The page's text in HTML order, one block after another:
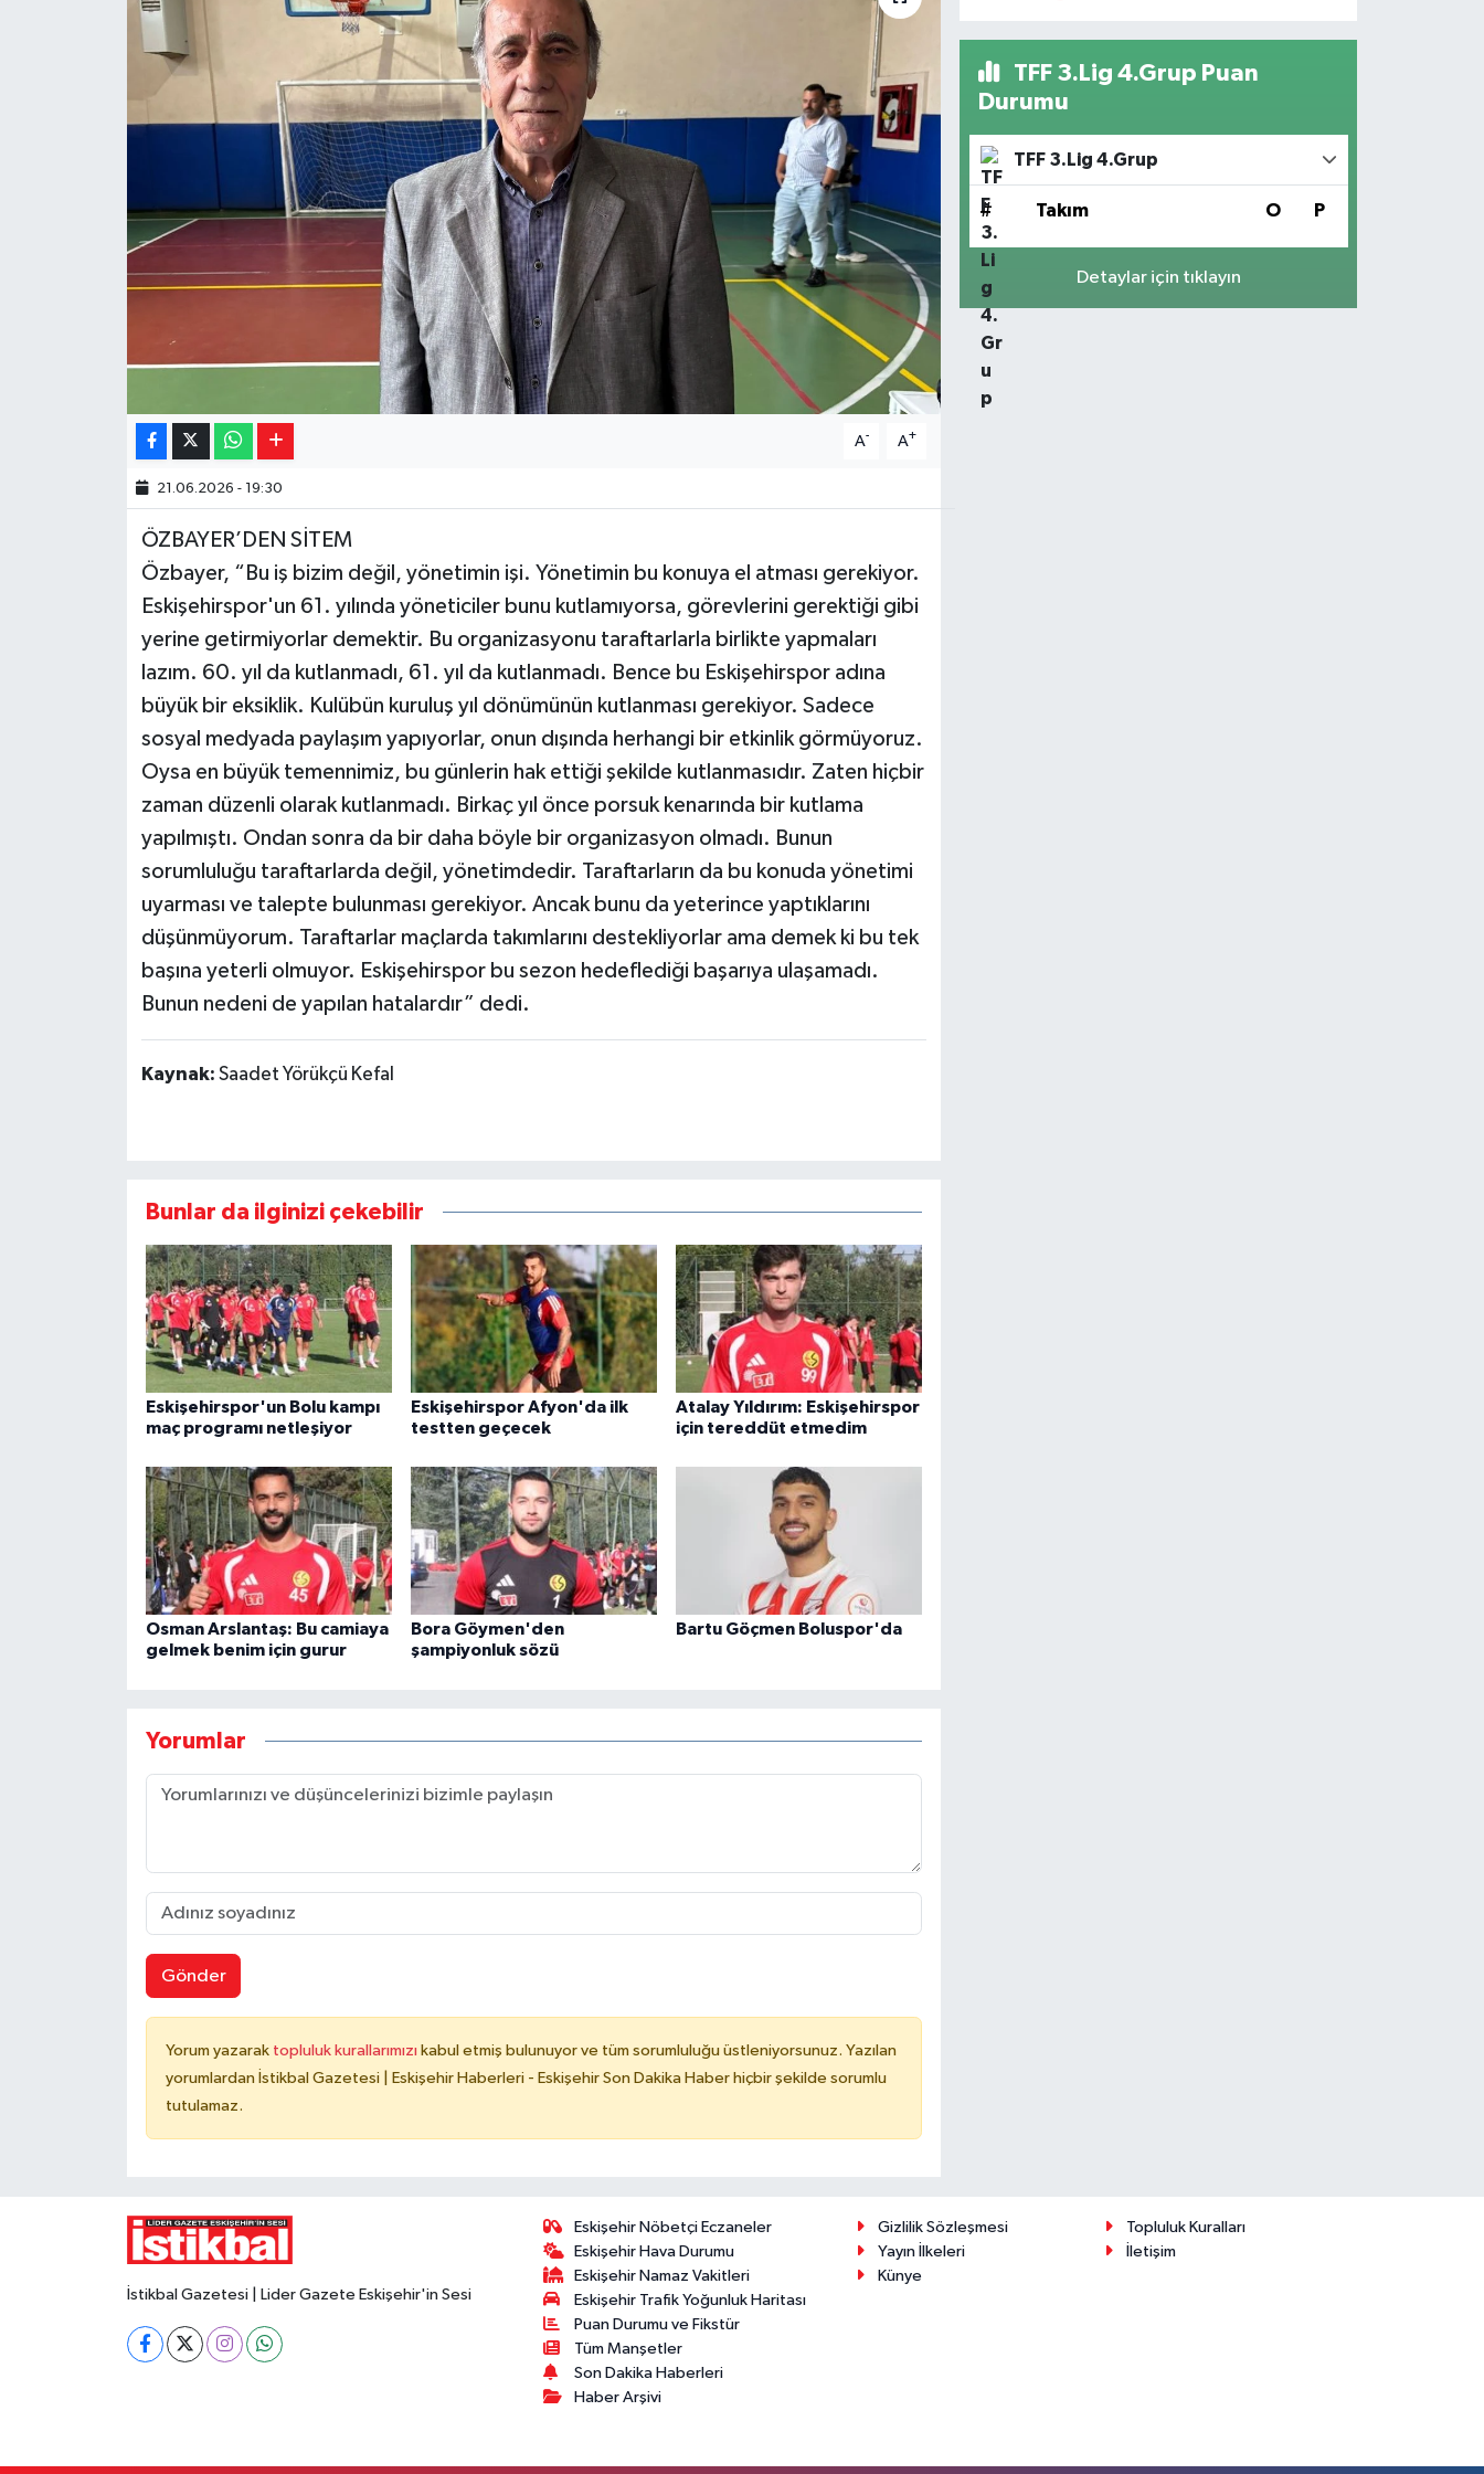
A- A+
21.06.2026 - 19:30
ÖZBAYER’DEN SİTEM
Özbayer, “Bu iş bizim değil, yönetimin işi. Yönetimin bu konuya el atması gerekiyor.
Eskişehirspor'un 61. yılında yöneticiler bunu kutlamıyorsa, görevlerini gerektiği gibi
yerine getirmiyorlar demektir. Bu organizasyonu taraftarlarla birlikte yapmaları
lazım. 60. yıl da kutlanmadı, 61. yıl da kutlanmadı. Bence bu Eskişehirspor adına
büyük bir eksiklik. Kulübün kuruluş yıl dönümünün kutlanması gerekiyor. Sadece
sosyal medyada paylaşım yapıyorlar, onun dışında herhangi bir etkinlik görmüyoruz.
Oysa en büyük temennimiz, bu günlerin hak ettiği şekilde kutlanmasıdır. Zaten hiçbir
zaman düzenli olarak kutlanmadı. Birkaç yıl önce porsuk kenarında bir kutlama
yapılmıştı. Ondan sonra da bir daha böyle bir organizasyon olmadı. Bunun
sorumluluğu taraftarlarda değil, yönetimdedir. Taraftarların da bu konuda yönetimi
uyarması ve talepte bulunması gerekiyor. Ancak bunu da yeterince yaptıklarını
düşünmüyorum. Taraftarlar maçlarda takımlarını destekliyorlar ama demek ki bu tek
başına yeterli olmuyor. Eskişehirspor bu sezon hedeflediği başarıya ulaşamadı.
Bunun nedeni de yapılan hatalardır” dedi.
Kaynak: Saadet Yörükçü Kefal
Bunlar da ilginizi çekebilir
Eskişehirspor'un Bolu kampı
maç programı netleşiyor
Eskişehirspor Afyon'da ilk
testten geçecek
Atalay Yıldırım: Eskişehirspor
için tereddüt etmedim
Osman Arslantaş: Bu camiaya
gelmek benim için gurur
Bora Göymen'den
şampiyonluk sözü
Bartu Göçmen Boluspor'da
Yorumlar
Gönder
Yorum yazarak topluluk kurallarımızı kabul etmiş bulunuyor ve tüm sorumluluğu üstleniyorsunuz. Yazılan
yorumlardan İstikbal Gazetesi | Eskişehir Haberleri - Eskişehir Son Dakika Haber hiçbir şekilde sorumlu
tutulamaz.
TFF 3.Lig 4.Grup Puan
Durumu
TFF 3.Lig 4.Grup
# Takım O P
Detaylar için tıklayın
İstikbal Gazetesi | Lider Gazete Eskişehir'in Sesi
Eskişehir Nöbetçi Eczaneler
Eskişehir Hava Durumu
Eskişehir Namaz Vakitleri
Eskişehir Trafik Yoğunluk Haritası
Puan Durumu ve Fikstür
Tüm Manşetler
Son Dakika Haberleri
Haber Arşivi
Gizlilik Sözleşmesi
Topluluk Kuralları
Yayın İlkeleri
İletişim
Künye
Resmi ilanlar